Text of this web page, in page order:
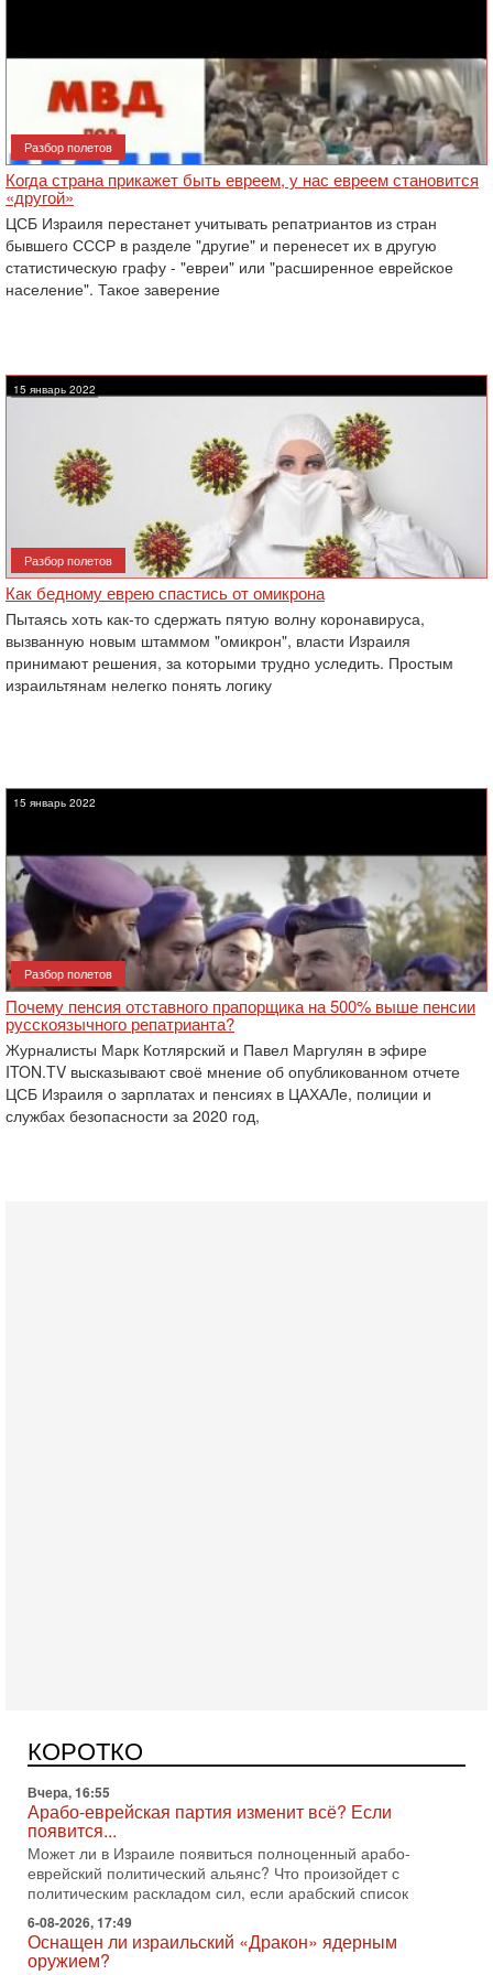
Разбор полетов
Когда страна прикажет быть евреем, у нас евреем становится
«другой»
ЦСБ Израиля перестанет учитывать репатриантов из стран
бывшего СССР в разделе "другие" и перенесет их в другую
статистическую графу - "евреи" или "расширенное еврейское
население". Такое заверение
15 январь 2022
Разбор полетов
Как бедному еврею спастись от омикрона
Пытаясь хоть как-то сдержать пятую волну коронавируса,
вызванную новым штаммом "омикрон", власти Израиля
принимают решения, за которыми трудно уследить. Простым
израильтянам нелегко понять логику
15 январь 2022
Разбор полетов
Почему пенсия отставного прапорщика на 500% выше пенсии
русскоязычного репатрианта?
Журналисты Марк Котлярский и Павел Маргулян в эфире
ITON.TV высказывают своё мнение об опубликованном отчете
ЦСБ Израиля о зарплатах и пенсиях в ЦАХАЛе, полиции и
службах безопасности за 2020 год,
КОРОТКО
поворот: еврейский кандидат — на реальном месте в
списке одной из арабских партий. Причем речь идет
Вчера, 16:55
Арабо-еврейская партия изменит всё? Если
появится...
Может ли в Израиле появиться полноценный арабо-
еврейский политический альянс? Что произойдет с
политическим раскладом сил, если арабский список
6-08-2026, 17:49
Оснащен ли израильский «Дракон» ядерным
оружием?